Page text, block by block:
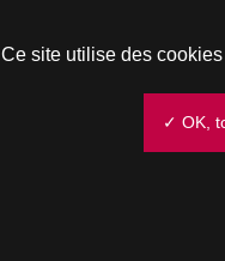
Ce site utilise des
✓ OK,